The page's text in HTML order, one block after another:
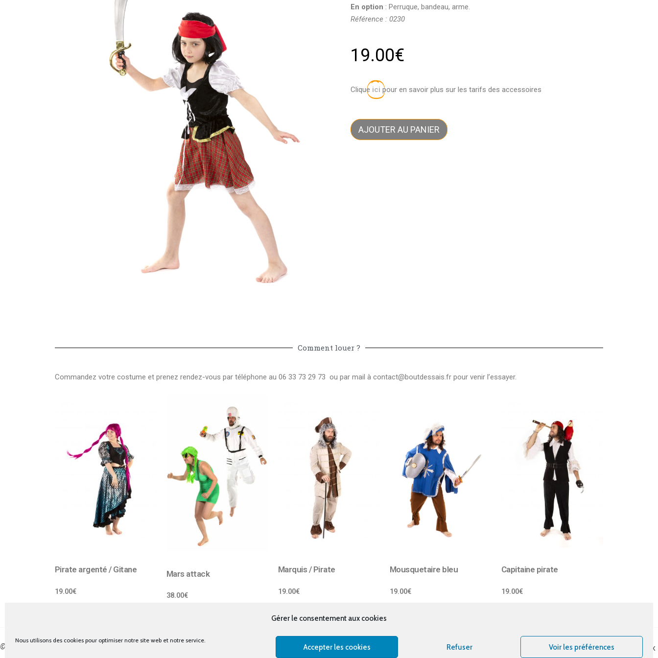
Gérer le consentement aux cookies
Nous utilisons des cookies pour optimiser notre site web et notre service.
Accepter les cookies Refuser Voir les préférences
En option : Perruque, bandeau, arme.
Référence : 0230
19.00€
Clique ici pour en savoir plus sur les tarifs des accessoires
AJOUTER AU PANIER
Comment louer ?
Commandez votre costume et prenez rendez-vous par téléphone au 06 33 73 29 73 ou par mail à contact@boutdessais.fr pour venir l’essayer.
Pirate argenté / Gitane
19.00€
Mars attack
38.00€
Marquis / Pirate
19.00€
Mousquetaire bleu
19.00€
Capitaine pirate
19.00€
© tous droits réservés - La cabine à costumes x Bout d'essais Bout d’essais Instagram Facebook